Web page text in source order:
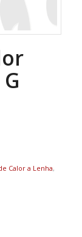
Calor a Lenha,